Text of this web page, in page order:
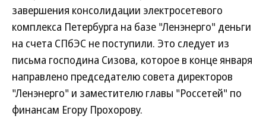
завершения консолидации электросетевого
комплекса Петербурга на базе "Ленэнерго" деньги
на счета СПбЭС не поступили. Это следует из
письма господина Сизова, которое в конце января
направлено председателю совета директоров
"Ленэнерго" и заместителю главы "Россетей" по
финансам Егору Прохорову.